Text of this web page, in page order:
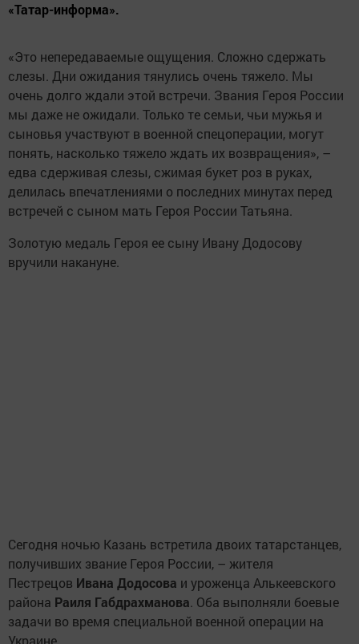
«Татар-информа».
«Это непередаваемые ощущения. Сложно сдержать
слезы. Дни ожидания тянулись очень тяжело. Мы
очень долго ждали этой встречи. Звания Героя России
мы даже не ожидали. Только те семьи, чьи мужья и
сыновья участвуют в военной спецоперации, могут
понять, насколько тяжело ждать их возвращения», –
едва сдерживая слезы, сжимая букет роз в руках,
делилась впечатлениями о последних минутах перед
встречей с сыном мать Героя России Татьяна.
Золотую медаль Героя ее сыну Ивану Додосову
вручили накануне.
Сегодня ночью Казань встретила двоих татарстанцев,
получивших звание Героя России, – жителя
Пестрецов Ивана Додосова и уроженца Алькеевского
района Раиля Габдрахманова. Оба выполняли боевые
задачи во время специальной военной операции на